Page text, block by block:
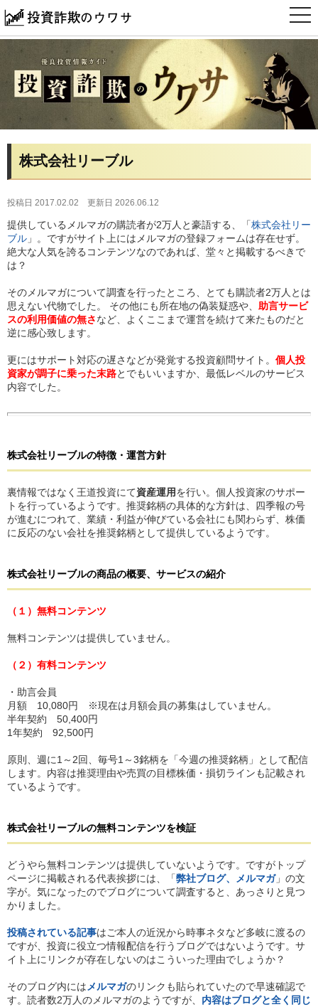
t
o
g
a
i
a
株式会社リーブル
投稿日 2017.02.02 更新日 2026.06.12
提供しているメルマガの購読者が2万人と豪語する、「株式会社リー
ブル 」。ですがサイト上にはメルマガの登録フォームは存在せず。
絶大な人気を誇るコンテンツなのであれば、堂々と掲載するべきで
は？
そのメルマガについて調査を行ったところ、とても購読者2万人とは
思えない代物でした。 その他にも所在地の偽装疑惑や、
助言サービ
スの利用価値の無さなど、よくここまで運営を続けて来たものだと
逆に感心致します。
更にはサポート対応の遅さなどが発覚する投資顧問サイト。 個人投
資家が調子に乗った末路とでもいいますか、最低レベルのサービス
内容でした。
株式会社リーブルの特徴・運営方針
裏情報ではなく王道投資にて資産運用を行い。個人投資家のサポー
トを行っているようです。推奨銘柄の具体的な方針は、四季報の号
が進むにつれて、業績・利益が伸びている会社にも関わらず、株価
に反応のない会社を推奨銘柄として提供しているようです。
株式会社リーブルの商品の概要、サービスの紹介
（１）無料コンテンツ
無料コンテンツは提供していません。
（２）有料コンテンツ
・助言会員
月額 10,080円 ※現在は月額会員の募集はしていません。
半年契約 50,400円
1年契約 92,500円
原則、週に1～2回、毎号1～3銘柄を「今週の推奨銘柄」として配信
します。内容は推奨理由や売買の目標株価・損切ラインも記載され
ているようです。
株式会社リーブルの無料コンテンツを検証
どうやら無料コンテンツは提供していないようです。ですがトップ
ページに掲載される代表挨拶には、「弊社ブログ、メルマガ」の文
字が。気になったのでブログについて調査すると、あっさりと見つ
かりました。
投稿されている記事はご本人の近況から時事ネタなど多岐に渡るの
ですが、投資に役立つ情報配信を行うブログではないようです。サ
イト上にリンクが存在しないのはこういった理由でしょうか？
そのブログ内には メルマガのリンクも貼られていたので早速確認で
す。読者数2万人のメルマガのようですが、 内容はブログと全く同じ